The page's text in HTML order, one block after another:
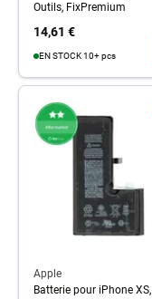
Outils, FixPremium
14,61 €
EN STOCK 10+ pcs
Apple
Batterie pour iPhone XS,